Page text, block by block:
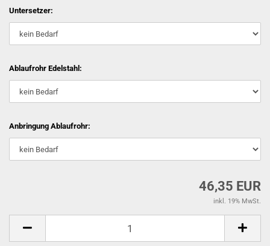
Untersetzer:
Ablaufrohr Edelstahl:
Anbringung Ablaufrohr:
46,35 EUR
inkl. 19% MwSt.